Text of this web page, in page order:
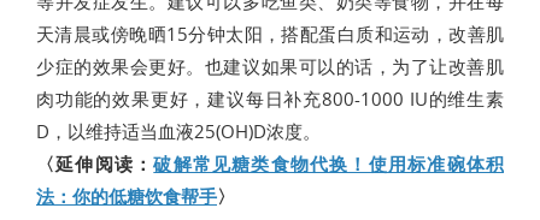
天清晨或傍晚晒15分钟太阳，搭配蛋白质和运动，改善肌
少症的效果会更好。也建议如果可以的话，为了让改善肌
肉功能的效果更好，建议每日补充800-1000 IU的维生素
D，以维持适当血液25(OH)D浓度。
〈延伸阅读：破解常见糖类食物代换！使用标准碗体积
法：你的低糖饮食帮手〉